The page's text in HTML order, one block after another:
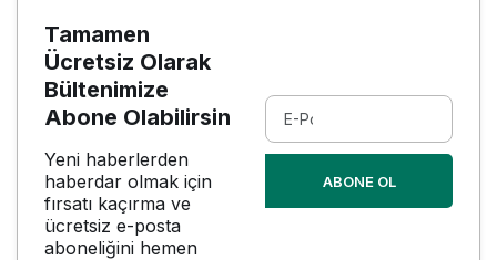
Tamamen
Ücretsiz Olarak
Bültenimize
Abone Olabilirsin
Yeni haberlerden
haberdar olmak için
fırsatı kaçırma ve
ücretsiz e-posta
aboneliğini hemen
ABONE OL